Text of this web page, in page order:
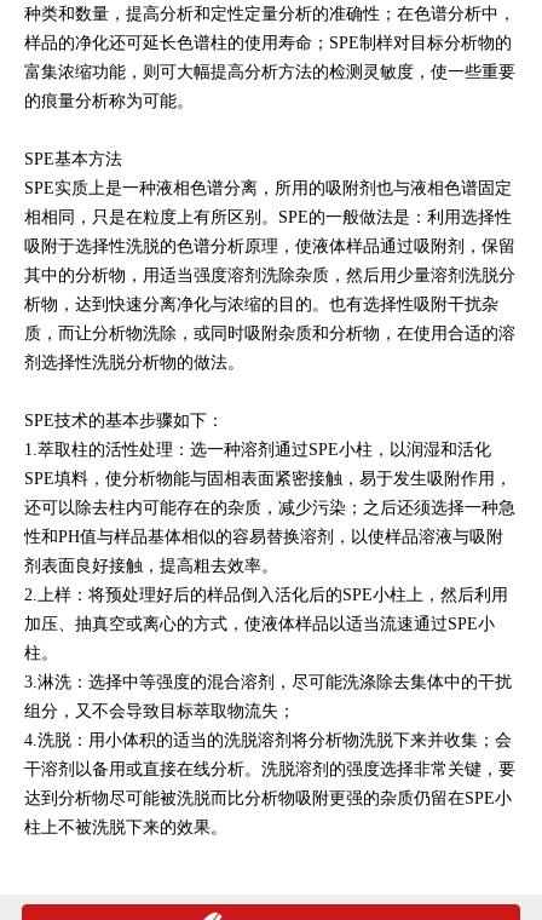
种类和数量，提高分析和定性定量分析的准确性；在色谱分析中，
样品的净化还可延长色谱柱的使用寿命；SPE制样对目标分析物的
富集浓缩功能，则可大幅提高分析方法的检测灵敏度，使一些重要
的痕量分析称为可能。
SPE基本方法
SPE实质上是一种液相色谱分离，所用的吸附剂也与液相色谱固定
相相同，只是在粒度上有所区别。SPE的一般做法是：利用选择性
吸附于选择性洗脱的色谱分析原理，使液体样品通过吸附剂，保留
其中的分析物，用适当强度溶剂洗除杂质，然后用少量溶剂洗脱分
析物，达到快速分离净化与浓缩的目的。也有选择性吸附干扰杂
质，而让分析物洗除，或同时吸附杂质和分析物，在使用合适的溶
剂选择性洗脱分析物的做法。
SPE技术的基本步骤如下：
1.萃取柱的活性处理：选一种溶剂通过SPE小柱，以润湿和活化
SPE填料，使分析物能与固相表面紧密接触，易于发生吸附作用，
还可以除去柱内可能存在的杂质，减少污染；之后还须选择一种急
性和PH值与样品基体相似的容易替换溶剂，以使样品溶液与吸附
剂表面良好接触，提高粗去效率。
2.上样：将预处理好后的样品倒入活化后的SPE小柱上，然后利用
加压、抽真空或离心的方式，使液体样品以适当流速通过SPE小
柱。
3.淋洗：选择中等强度的混合溶剂，尽可能洗涤除去集体中的干扰
组分，又不会导致目标萃取物流失；
4.洗脱：用小体积的适当的洗脱溶剂将分析物洗脱下来并收集；会
干溶剂以备用或直接在线分析。洗脱溶剂的强度选择非常关键，要
达到分析物尽可能被洗脱而比分析物吸附更强的杂质仍留在SPE小
柱上不被洗脱下来的效果。